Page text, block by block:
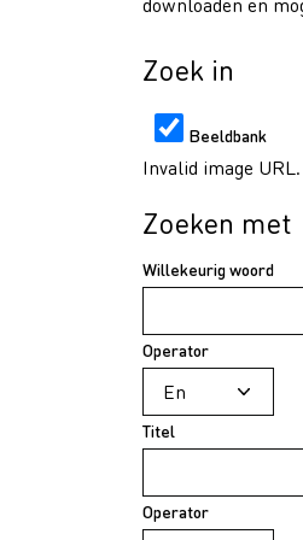
Zoek in
Beeldbank
Invalid image URL.
Zoeken met
Willekeurig woord
Operator
Titel
Operator